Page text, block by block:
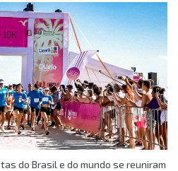
do Brasil e do mundo se reuniram